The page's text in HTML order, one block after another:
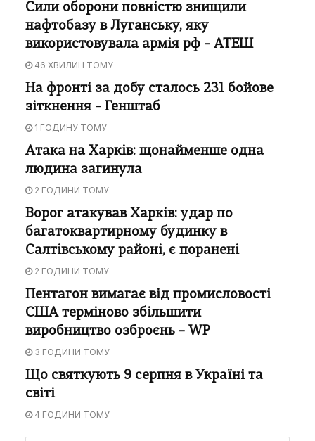
Сили оборони повністю знищили
нафтобазу в Луганську, яку
використовувала армія рф – АТЕШ
46 ХВИЛИН ТОМУ
На фронті за добу сталось 231 бойове
зіткнення – Генштаб
1 ГОДИНУ ТОМУ
Атака на Харків: щонайменше одна
людина загинула
2 ГОДИНИ ТОМУ
Ворог атакував Харків: удар по
багатоквартирному будинку в
Салтівському районі, є поранені
2 ГОДИНИ ТОМУ
Пентагон вимагає від промисловості
США терміново збільшити
виробництво озброєнь – WP
3 ГОДИНИ ТОМУ
Що святкують 9 серпня в Україні та
світі
4 ГОДИНИ ТОМУ